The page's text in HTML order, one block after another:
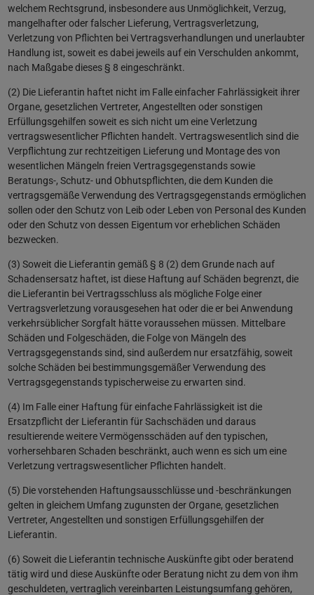
welchem Rechtsgrund, insbesondere aus Unmöglichkeit, Verzug,
mangelhafter oder falscher Lieferung, Vertragsverletzung,
Verletzung von Pflichten bei Vertragsverhandlungen und unerlaubter
Handlung ist, soweit es dabei jeweils auf ein Verschulden ankommt,
nach Maßgabe dieses § 8 eingeschränkt.
(2) Die Lieferantin haftet nicht im Falle einfacher Fahrlässigkeit ihrer
Organe, gesetzlichen Vertreter, Angestellten oder sonstigen
Erfüllungsgehilfen soweit es sich nicht um eine Verletzung
vertragswesentlicher Pflichten handelt. Vertragswesentlich sind die
Verpflichtung zur rechtzeitigen Lieferung und Montage des von
wesentlichen Mängeln freien Vertragsgegenstands sowie
Beratungs-, Schutz- und Obhutspflichten, die dem Kunden die
vertragsgemäße Verwendung des Vertragsgegenstands ermöglichen
sollen oder den Schutz von Leib oder Leben von Personal des Kunden
oder den Schutz von dessen Eigentum vor erheblichen Schäden
bezwecken.
(3) Soweit die Lieferantin gemäß § 8 (2) dem Grunde nach auf
Schadensersatz haftet, ist diese Haftung auf Schäden begrenzt, die
die Lieferantin bei Vertragsschluss als mögliche Folge einer
Vertragsverletzung vorausgesehen hat oder die er bei Anwendung
verkehrsüblicher Sorgfalt hätte voraussehen müssen. Mittelbare
Schäden und Folgeschäden, die Folge von Mängeln des
Vertragsgegenstands sind, sind außerdem nur ersatzfähig, soweit
solche Schäden bei bestimmungsgemäßer Verwendung des
Vertragsgegenstands typischerweise zu erwarten sind.
(4) Im Falle einer Haftung für einfache Fahrlässigkeit ist die
Ersatzpflicht der Lieferantin für Sachschäden und daraus
resultierende weitere Vermögensschäden auf den typischen,
vorhersehbaren Schaden beschränkt, auch wenn es sich um eine
Verletzung vertragswesentlicher Pflichten handelt.
(5) Die vorstehenden Haftungsausschlüsse und -beschränkungen
gelten in gleichem Umfang zugunsten der Organe, gesetzlichen
Vertreter, Angestellten und sonstigen Erfüllungsgehilfen der
Lieferantin.
(6) Soweit die Lieferantin technische Auskünfte gibt oder beratend
tätig wird und diese Auskünfte oder Beratung nicht zu dem von ihm
geschuldeten, vertraglich vereinbarten Leistungsumfang gehören,